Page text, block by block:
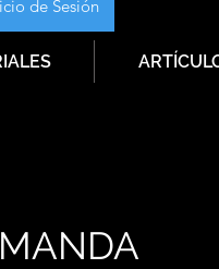
de Sesión